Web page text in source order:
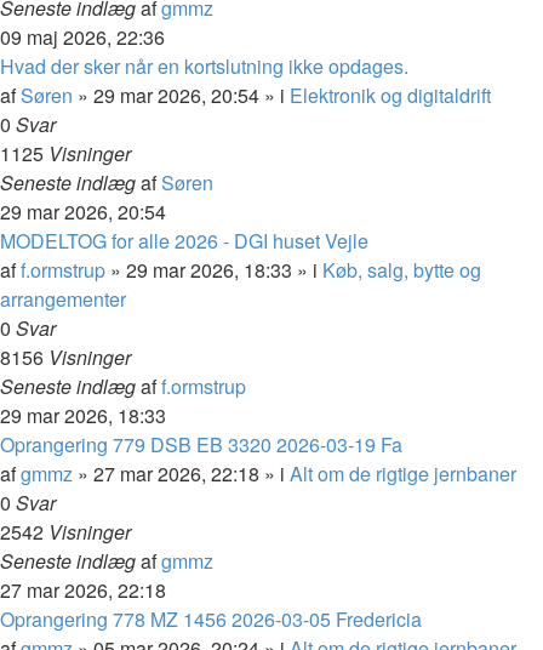
Seneste indlægafgmmz
09 maj 2026, 22:36
Hvad der sker når en kortslutning ikke opdages.
afSøren » 29 mar 2026, 20:54 » i Elektronik og digitaldrift
0 Svar
1125 Visninger
Seneste indlægafSøren
29 mar 2026, 20:54
MODELTOG for alle 2026 - DGI huset Vejle
aff.ormstrup » 29 mar 2026, 18:33 » i Køb, salg, bytte og
arrangementer
0 Svar
8156 Visninger
Seneste indlægaff.ormstrup
29 mar 2026, 18:33
Oprangering 779 DSB EB 3320 2026-03-19 Fa
afgmmz » 27 mar 2026, 22:18 » i Alt om de rigtige jernbaner
0 Svar
2542 Visninger
Seneste indlægafgmmz
27 mar 2026, 22:18
Oprangering 778 MZ 1456 2026-03-05 Fredericia